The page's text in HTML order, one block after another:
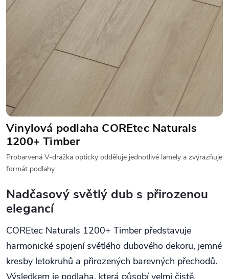
Vinylová podlaha COREtec Naturals
1200+ Timber
Probarvená V-drážka opticky odděluje jednotlivé lamely a zvýrazňuje
formát podlahy
Nadčasový světlý dub s přirozenou
elegancí
COREtec Naturals 1200+ Timber představuje
harmonické spojení světlého dubového dekoru, jemné
kresby letokruhů a přirozených barevných přechodů.
Výsledkem je podlaha, která působí velmi čistě,